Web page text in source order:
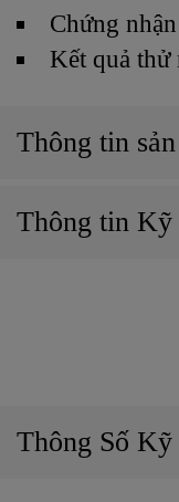
Chứng
Kết quả thử
Thông tin
Thông tin Kỹ
Thông Số Kỹ